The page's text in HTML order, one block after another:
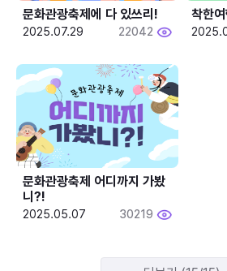
문화관광축제에 다 있쓰리!
2025.07.29 22042
착한
문화관광축제 어디까지 가봤
니?!
2025.05.07 30219